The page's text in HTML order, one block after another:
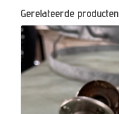
Gerelateerde producten